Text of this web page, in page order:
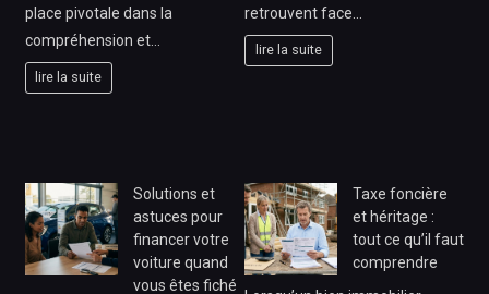
place pivotale dans la
compréhension et…
lire la suite
retrouvent face…
lire la suite
Solutions et
astuces pour
financer votre
voiture quand
vous êtes fiché
Taxe foncière
et héritage :
tout ce qu’il faut
comprendre